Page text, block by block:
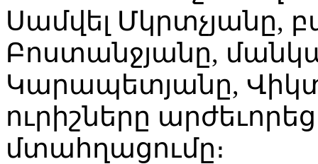
Սամվել Մկրտչյանը,
Բոստանջյանը,
Կարապետյանը,
ուրիշները
մտահղացումը։